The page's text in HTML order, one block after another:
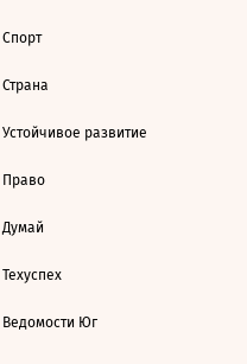
Спорт
Страна
Устойчивое развитие
Право
Думай
Техуспех
Ведомости Юг